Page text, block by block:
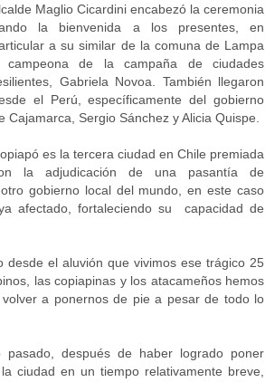
Maglio Cicardini encabezó la ceremonia
la bienvenida a los presentes, en
a su similar de la comuna de Lampa
campeona de la campaña de ciudades
Gabriela Novoa. También llegaron
el Perú, específicamente del gobierno
Cajamarca, Sergio Sánchez y Alicia Quispe.
es la tercera ciudad en Chile premiada
la adjudicación de una pasantía de
gobierno local del mundo, en este caso
afectado, fortaleciendo su capacidad de
desde el aluvión que vivimos ese trágico 25
las copiapinas y los atacameños hemos
a ponernos de pie a pesar de todo lo
después de haber logrado poner
ciudad en un tiempo relativamente breve,